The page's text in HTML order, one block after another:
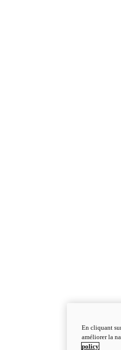
En cliquant
améliorer la
policy